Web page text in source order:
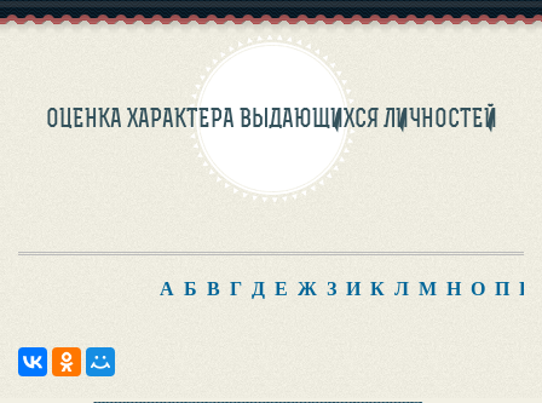
ОЦЕНКА ХАРАКТЕРА ВЫДАЮЩИХСЯ ЛИЧНОСТЕЙ
А Б В Г Д Е Ж З И К Л М Н О П Р